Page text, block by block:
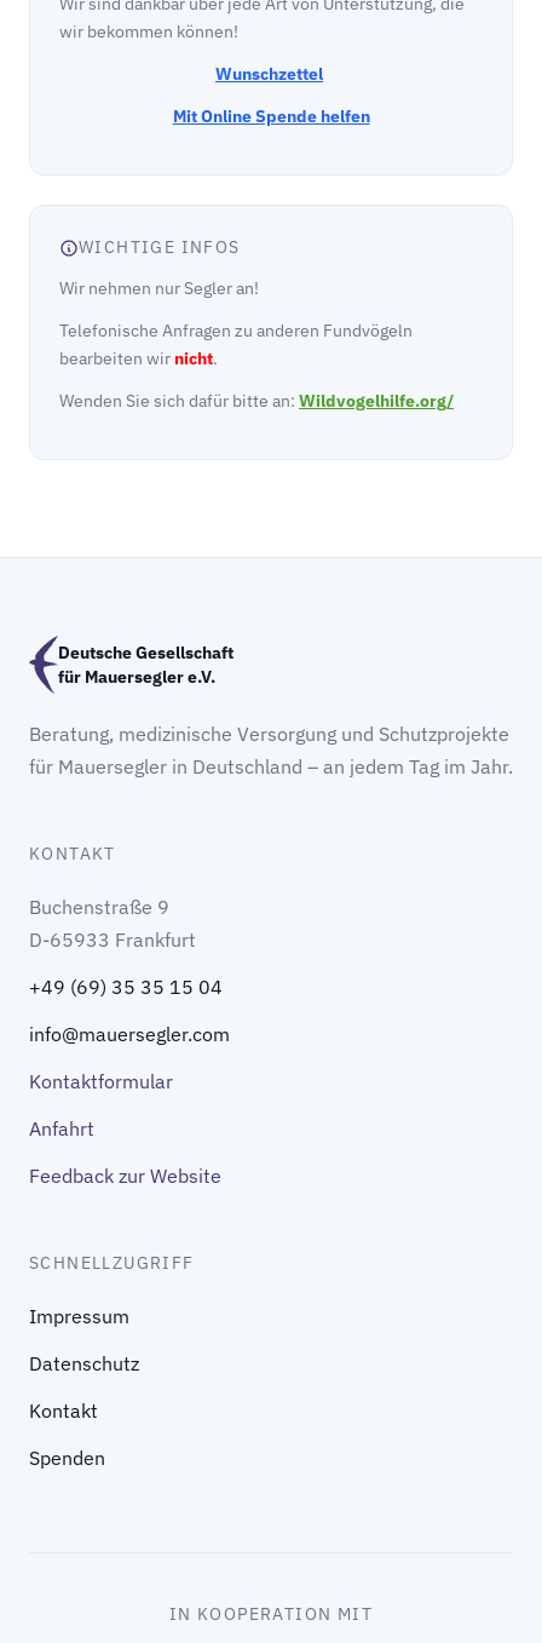
wir bekommen können!
Wunschzettel
Mit Online Spende helfen
WICHTIGE INFOS
Wir nehmen nur Segler an!
Telefonische Anfragen zu anderen Fundvögeln
bearbeiten wir nicht.
Wenden Sie sich dafür bitte an: Wildvogelhilfe.org/
Deutsche Gesellschaft
für Mauersegler e.V.
Beratung, medizinische Versorgung und Schutzprojekte
für Mauersegler in Deutschland – an jedem Tag im Jahr.
KONTAKT
Buchenstraße 9
D-65933 Frankfurt
+49 (69) 35 35 15 04
info@mauersegler.com
Kontaktformular
Anfahrt
Feedback zur Website
SCHNELLZUGRIFF
Impressum
Datenschutz
Kontakt
Spenden
IN KOOPERATION MIT